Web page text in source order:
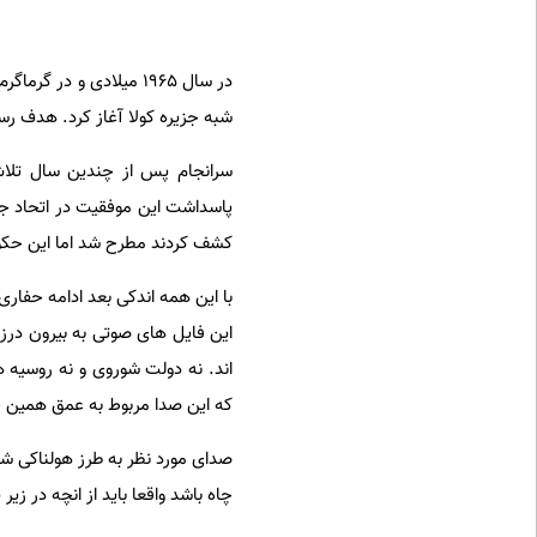
در سال 1965
شبه جزیره کولا آغاز کرد. هدف رسیدن به عمق 15000 متری بود تا بررسی شود
پاسداشت این موفقیت در اتحاد
کشف کردند مطرح شد اما این
با این همه اندکی بعد ادامه
این فایل های صوتی به بیرون
اند. نه دولت شوروی و نه روسیه
که این صدا مربوط به عمق
صدای مورد نظر به طرز هولناکی
چاه باشد واقعا باید از انچه در